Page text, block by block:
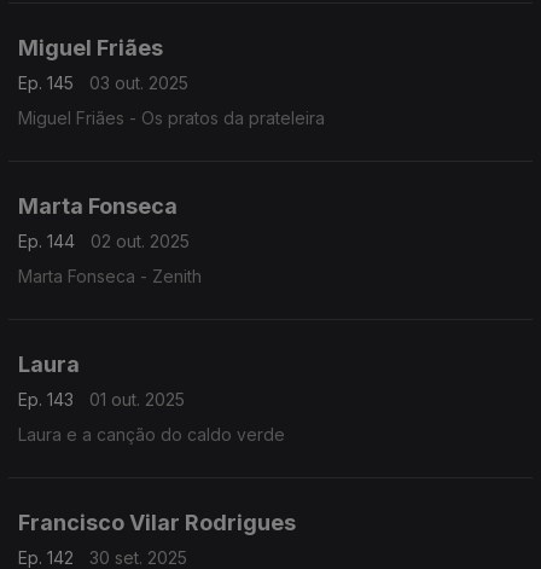
Miguel Friães
Ep. 145
03 out. 2025
Miguel Friães - Os pratos da prateleira
Marta Fonseca
Ep. 144
02 out. 2025
Marta Fonseca - Zenith
Laura
Ep. 143
01 out. 2025
Laura e a canção do caldo verde
Francisco Vilar Rodrigues
Ep. 142
30 set. 2025